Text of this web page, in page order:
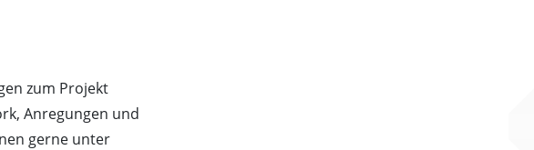
zum Projekt
Anregungen und
gerne unter